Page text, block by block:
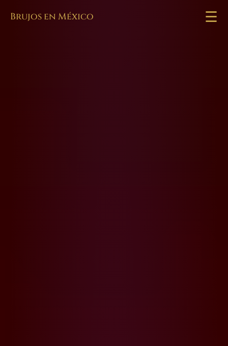
Brujos en México ☰